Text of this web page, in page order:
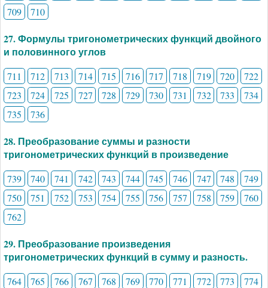
709
710
27. Формулы тригонометрических функций двойного
и половинного углов
711 712 713 714 715 716 717 718 719 720
722
723
724 725 727 728 729 730 731 732 733
734
735
736
28. Преобразование суммы и разности
тригонометрических функций в произведение
739 740 741 742 743 744 745 746 747 748
749
750
751 752 753 754 755 756 757 758 759
760
762
29. Преобразование произведения
тригонометрических функций в сумму и разность.
764 765 766 767 768 769 770 771 772 773
774